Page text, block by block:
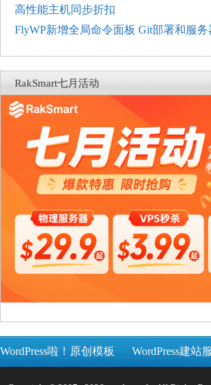
高性能主机同步折扣
FlyWP新增全局命令面板 Git部署和服
RakSmart七月活动
WordPress啦！原创模板 WordPress建站